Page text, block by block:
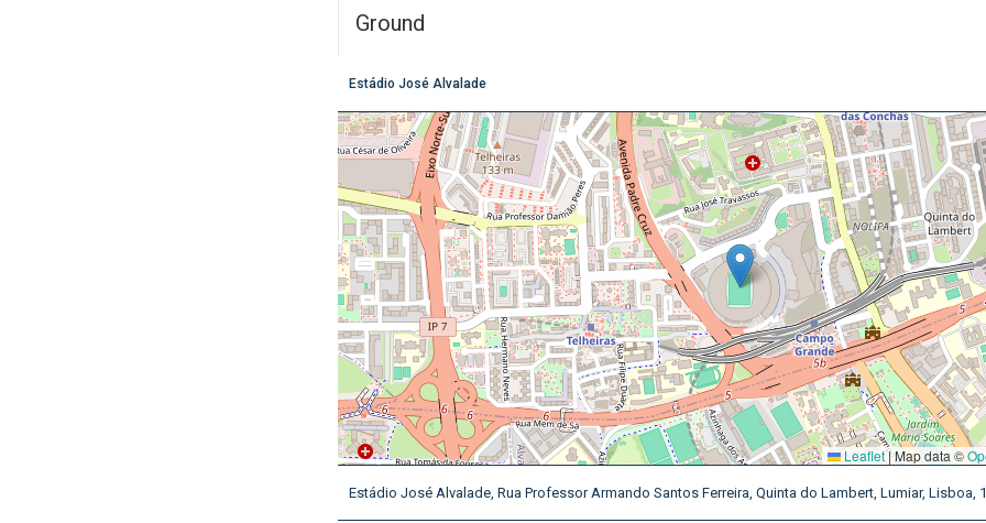
Ground
Estádio José Alvalade
Leaflet|Map data ©
Estádio José Alvalade, Rua Professor Armando Santos Ferreira, Quinta do Lambert, Lumiar, Lisboa,